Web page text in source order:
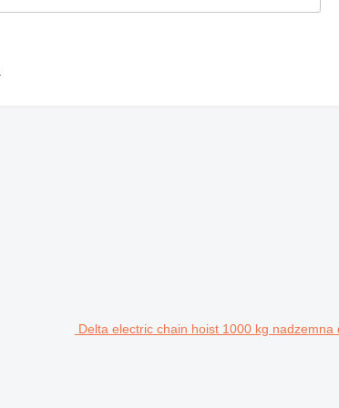
Delta electric chain hoist 1000 kg nadzemna